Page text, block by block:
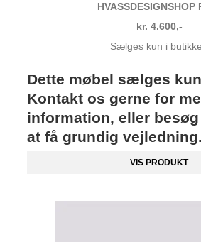
HVASSDESIGNSHOP
kr. 4.600,-
Sælges kun i
Dette møbel sælges
Kontakt os gerne for
information, eller
at få grundig vejledning.
VIS PRODUKT